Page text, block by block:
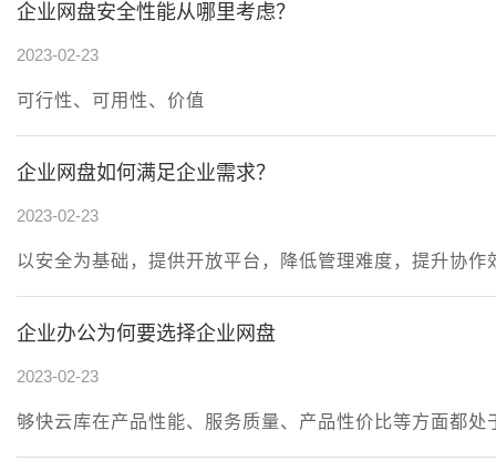
企业网盘安全性能从哪里考虑？
2023-02-23
可行性、可用性、价值
企业网盘如何满足企业需求？
2023-02-23
以安全为基础，提供开放平台，降低管理难度，提升协作
企业办公为何要选择企业网盘
2023-02-23
够快云库在产品性能、服务质量、产品性价比等方面都处